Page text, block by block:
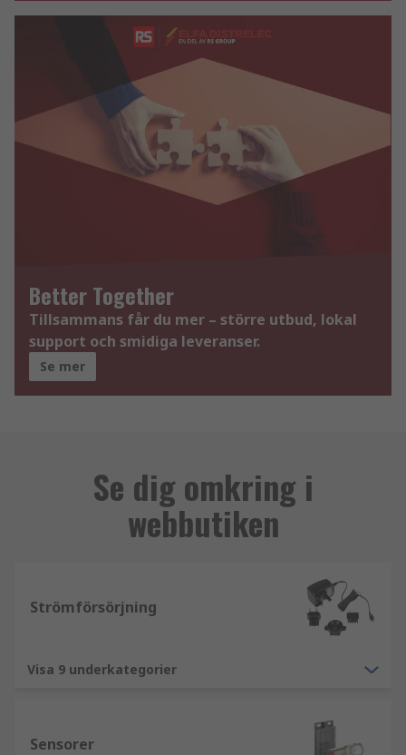
Better Together
Tillsammans får du mer – större utbud, lokal
support och smidiga leveranser.
Se mer
Se dig omkring i
webbutiken
Strömförsörjning
Visa 9 underkategorier
Sensorer